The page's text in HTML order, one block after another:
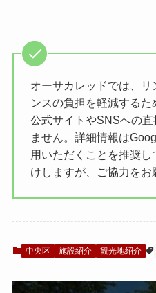
オーサカレッドでは、
ンスの負担を軽減する
公式サイトやSNSへの
ません。詳細情報は
用いただくことを推奨
けしますが、ご協力をお
中央区 施設紹介 観光地紹介